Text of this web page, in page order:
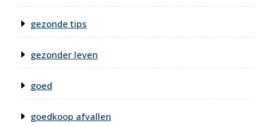
gezonde tips
gezonder leven
goed
goedkoop afvallen